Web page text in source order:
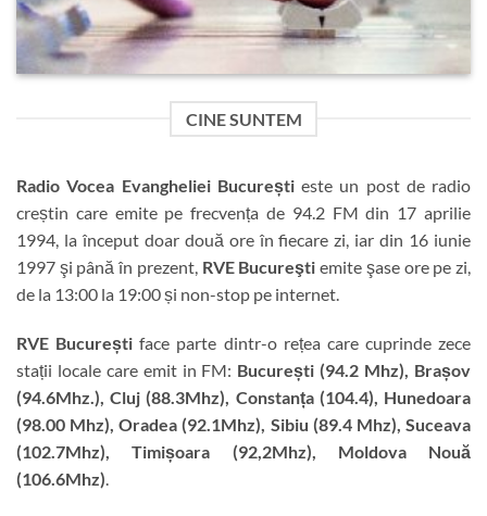
CINE SUNTEM
Radio Vocea Evangheliei Bucureștieste un post de radio
creștin care emite pe frecvența de 94.2 FM din 17 aprilie
1994, la început doar două ore în fiecare zi, iar din 16 iunie
1997 şi până în prezent, RVE Bucureşti emite şase ore pe zi,
de la 13:00 la 19:00 și non-stop pe internet.
RVE București face parte dintr-o rețea care cuprinde zece
stații locale care emit in FM: București (94.2 Mhz), Brașov
(94.6Mhz.), Cluj (88.3Mhz), Constanța (104.4), Hunedoara
(98.00 Mhz), Oradea (92.1Mhz), Sibiu (89.4 Mhz), Suceava
(102.7Mhz), Timișoara (92,2Mhz), Moldova Nouă
(106.6Mhz).